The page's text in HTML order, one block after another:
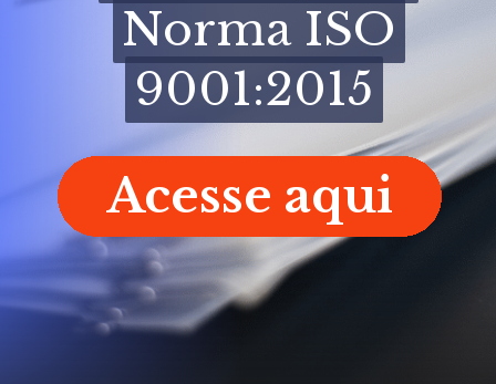
Acesse aqui
Norma ISO
9001:2015
Norma ISO
9001:2015